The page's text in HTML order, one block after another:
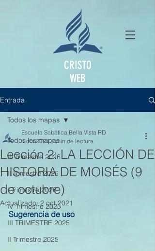
CRISTO
WEB
Entrada
Todos los mapas
III Trimestre 2026
II Trimestre 2026
I Trimestre 2026
IV Trimestre 2025
III TRIMESTRE 2025
II Trimestre 2025
Todos los mapas
Lección 2: LA LECCIÓN DE
HISTORIA DE MOISÉS (9
de octubre)
Escuela Sabática Bella Vista RD
1 oct 2021 1 min de lectura
Actualizado:2 oct 2021
Sugerencia de uso